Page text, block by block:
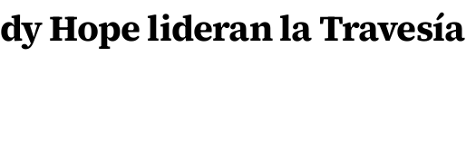
Hope lideran la Travesía